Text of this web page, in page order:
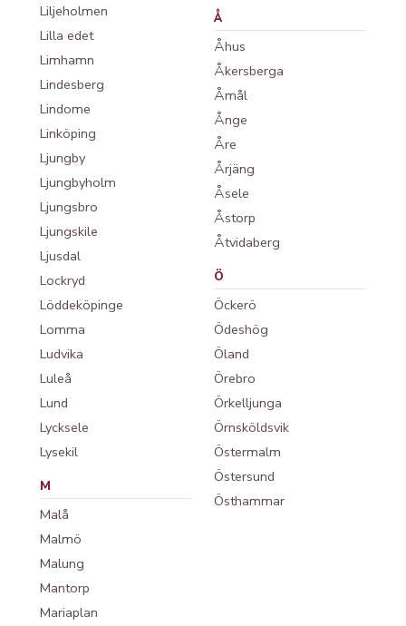
Liljeholmen
Lilla edet
Limhamn
Lindesberg
Lindome
Linköping
Ljungby
Ljungbyholm
Ljungsbro
Ljungskile
Ljusdal
Lockryd
Löddeköpinge
Lomma
Ludvika
Luleå
Lund
Lycksele
Lysekil
M
Malå
Malmö
Malung
Mantorp
Mariaplan
Å
Åhus
Åkersberga
Åmål
Ånge
Åre
Årjäng
Åsele
Åstorp
Åtvidaberg
Ö
Öckerö
Ödeshög
Öland
Örebro
Örkelljunga
Örnsköldsvik
Östermalm
Östersund
Östhammar